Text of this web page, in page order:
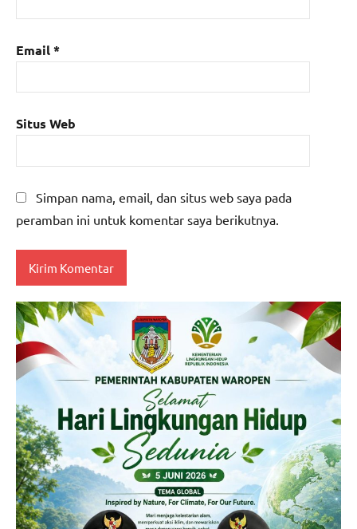
Email*
Situs Web
Simpan nama, email, dan situs web saya pada
peramban ini untuk komentar saya berikutnya.